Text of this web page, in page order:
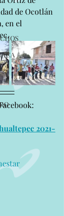
de Ocotlán
en el
2021-